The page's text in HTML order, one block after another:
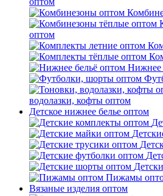
оптом
Нижнее
водолазки, кофты оптом
Детское нижнее белье оптом
Пижамы
Вязаные изделия оптом